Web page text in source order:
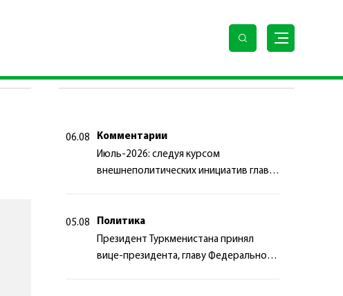
06.08
Комментарии
Июль-2026: следуя курсом
внешнеполитических инициатив главы
05.08
Политика
Президент Туркменистана принял
вице-президента, главу Федерального